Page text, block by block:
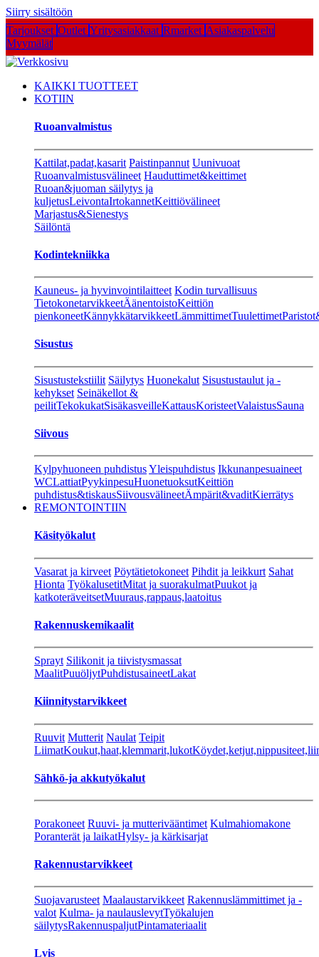
Siirry sisältöön
Tarjoukset Outlet Yritysasiakkaat Rmarket Asiakaspalvelu
Myymälät
KAIKKI TUOTTEET
KOTIIN
Ruoanvalmistus
Kattilat,padat,kasarit Paistinpannut Uunivuoat
Ruoanvalmistusvälineet Hauduttimet&keittimet
Ruoan&juoman säilytys ja
kuljetusLeivontaIrtokannetKeittiövälineet
Marjastus&Sienestys
Säilöntä
Kodintekniikka
Kauneus- ja hyvinvointilaitteet Kodin turvallisuus
TietokonetarvikkeetÄänentoistoKeittiön
pienkoneetKännykkätarvikkeetLämmittimetTuulettimet
Sisustus
Sisustustekstiilit Säilytys Huonekalut Sisustustaulut ja -
kehykset Seinäkellot &
peilitTekokukatSisäkasveilleKattausKoristeetValaistusSauna
Siivous
Kylpyhuoneen puhdistusYleispuhdistus Ikkunanpesuaineet
WCLattiatPyykinpesuHuonetuoksutKeittiön
puhdistus&tiskausSiivousvälineetÄmpärit&vaditKierrätys
REMONTOINTIIN
Käsityökalut
Vasarat ja kirveet Pöytätietokoneet Pihdit ja leikkurt Sahat
Hionta TyökalusetitMitat ja suorakulmatPuukot ja
katkoteräveitsetMuuraus,rappaus,laatoitus
Rakennuskemikaalit
Sprayt Silikonit ja tiivistysmassat
MaalitPuuöljytPuhdistusaineetLakat
Kiinnitystarvikkeet
Ruuvit Mutterit Naulat Teipit
LiimatKoukut,haat,klemmarit,lukot
Sähkö-ja akkutyökalut
Porakoneet Ruuvi- ja mutterivääntimet Kulmahiomakone
Poranterät ja laikatHylsy- ja kärkisarjat
Rakennustarvikkeet
Suojavarusteet Maalaustarvikkeet Rakennuslämmittimet ja -
valot Kulma- ja naulauslevytTyökalujen
säilytysRakennuspaljutPintamateriaalit
Lvis